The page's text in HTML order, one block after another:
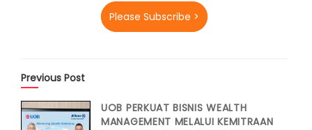
Please Subscribe >
Previous Post
UOB PERKUAT BISNIS WEALTH
MANAGEMENT MELALUI KEMITRAAN